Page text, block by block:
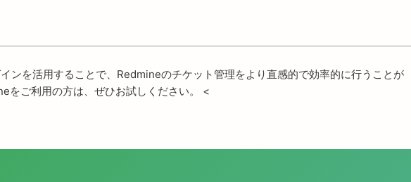
ンを活用することで、Redmineのチケット管理をより直感的で効率的に行うことが
をご利用の方は、ぜひお試しください。 <